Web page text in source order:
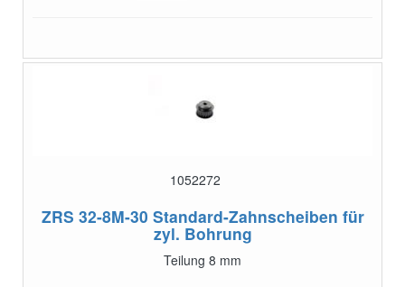
1052272
ZRS 32-8M-30 Standard-Zahnscheiben für
zyl. Bohrung
Teilung 8 mm